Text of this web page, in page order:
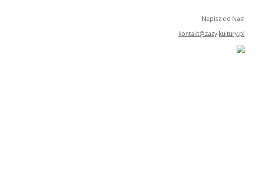
Napisz do Nas!
kontakt@zazyjkultury.pl